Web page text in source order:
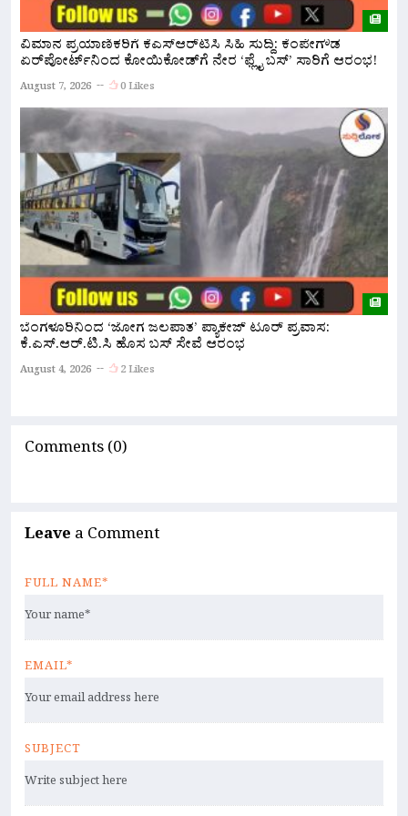
ವಿಮಾನ ಪ್ರಯಾಣಿಕರಿಗೆ ಕೆಎಸ್‌ಆರ್‌ಟಿಸಿ ಸಿಹಿ ಸುದ್ದಿ: ಕೆಂಪೇಗೌಡ
ಏರ್‌ಪೋರ್ಟ್‌ನಿಂದ ಕೋಯಿಕೋಡ್‌ಗೆ ನೇರ ‘ಫ್ಲೈ ಬಸ್’ ಸಾರಿಗೆ ಆರಂಭ!
August 7, 2026 0 Likes
ಬೆಂಗಳೂರಿನಿಂದ ‘ಜೋಗ ಜಲಪಾತ’ ಪ್ಯಾಕೇಜ್ ಟೂರ್ ಪ್ರವಾಸ:
ಕೆ.ಎಸ್.ಆರ್.ಟಿ.ಸಿ ಹೊಸ ಬಸ್ ಸೇವೆ ಆರಂಭ
August 4, 2026 2 Likes
Comments (0)
Leave a Comment
FULL NAME*
EMAIL*
SUBJECT